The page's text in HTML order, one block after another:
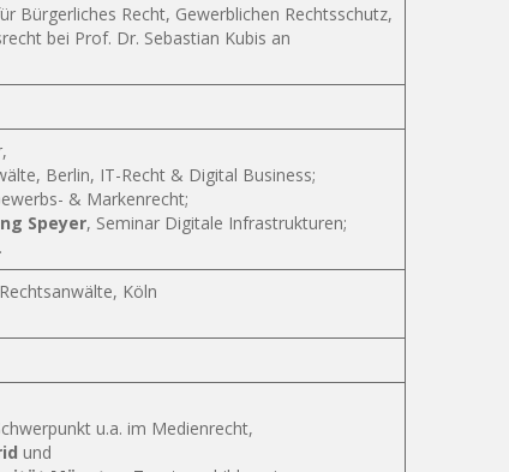
Bürgerliches Recht, Gewerblichen Rechtsschutz,
bei Prof. Dr. Sebastian Kubis an
Berlin, IT-Recht & Digital Business;
& Markenrecht;
Speyer, Seminar Digitale Infrastrukturen;
Köln
u.a. im Medienrecht,
und